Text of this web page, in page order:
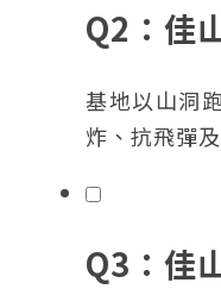
Q2：佳
基地以山洞
炸、抗飛彈
Q3：佳